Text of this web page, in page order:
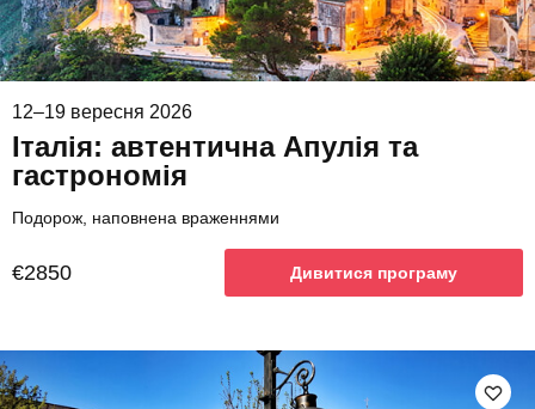
12–19 вересня 2026
Італія: автентична Апулія та
гастрономія
Подорож, наповнена враженнями
€2850 Дивитися програму